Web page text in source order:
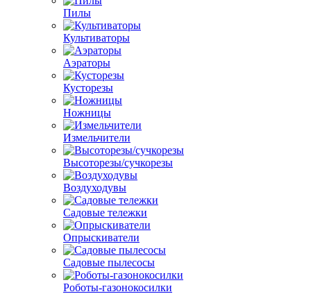
Пилы
Культиваторы
Аэраторы
Кусторезы
Ножницы
Измельчители
Высоторезы/сучкорезы
Воздуходувы
Садовые тележки
Опрыскиватели
Садовые пылесосы
Роботы-газонокосилки